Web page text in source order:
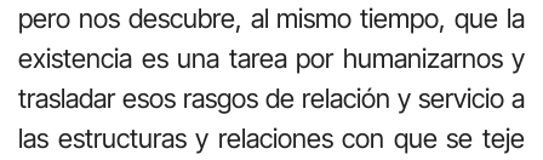
pero nos descubre, al mismo tiempo, que la
existencia es una tarea por humanizarnos y
trasladar esos rasgos de relación y servicio a
las estructuras y relaciones con que se teje